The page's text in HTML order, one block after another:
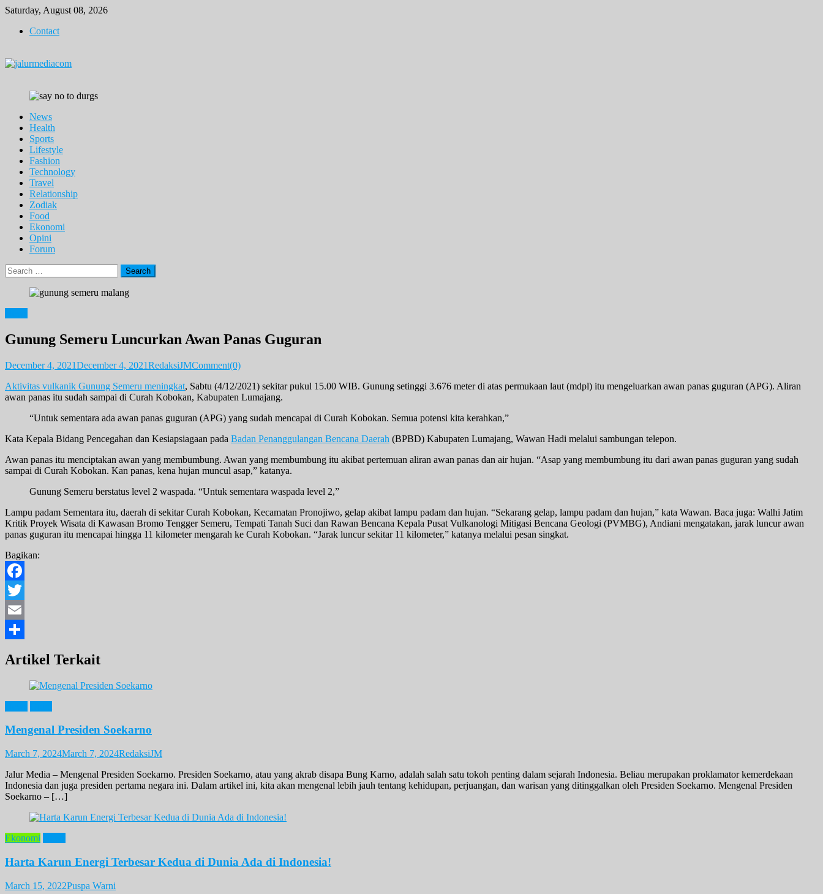
Skip
content
Saturday, August 08, 2026
Contact
News
Health
Sports
Lifestyle
Fashion
Technology
Travel
Relationship
Zodiak
Food
Ekonomi
Opini
Forum
Search
for:
Gunung Semeru Luncurkan Awan Panas Guguran
December 4, 2021December 4, 2021RedaksiJMComment(0)
Aktivitas vulkanik Gunung Semeru meningkat, Sabtu (4/12/2021) sekitar pukul 15.00 WIB. Gunung setinggi 3.676 meter di atas permukaan laut (mdpl) itu mengeluarkan awan panas guguran (APG). Aliran
awan panas itu sudah sampai di Curah Kobokan, Kabupaten Lumajang.
“Untuk sementara ada awan panas guguran (APG) yang sudah mencapai di Curah Kobokan. Semua potensi kita kerahkan,”
Kata Kepala Bidang Pencegahan dan Kesiapsiagaan pada Badan Penanggulangan Bencana Daerah (BPBD) Kabupaten Lumajang, Wawan Hadi melalui sambungan telepon.
Awan panas itu menciptakan awan yang membumbung. Awan yang membumbung itu akibat pertemuan aliran awan panas dan air hujan. “Asap yang membumbung itu dari awan panas guguran yang sudah
sampai di Curah Kobokan. Kan panas, kena hujan muncul asap,” katanya.
Gunung Semeru berstatus level 2 waspada. “Untuk sementara waspada level 2,”
Lampu padam Sementara itu, daerah di sekitar Curah Kobokan, Kecamatan Pronojiwo, gelap akibat lampu padam dan hujan. “Sekarang gelap, lampu padam dan hujan,” kata Wawan. Baca juga: Walhi Jatim
Kritik Proyek Wisata di Kawasan Bromo Tengger Semeru, Tempati Tanah Suci dan Rawan Bencana Kepala Pusat Vulkanologi Mitigasi Bencana Geologi (PVMBG), Andiani mengatakan, jarak luncur awan
panas guguran itu mencapai hingga 11 kilometer mengarah ke Curah Kobokan. “Jarak luncur sekitar 11 kilometer,” katanya melalui pesan singkat.
Bagikan:
Facebook
Twitter
Email
Artikel Terkait
Mengenal Presiden Soekarno
March 7, 2024March 7, 2024RedaksiJM
Jalur Media – Mengenal Presiden Soekarno. Presiden Soekarno, atau yang akrab disapa Bung Karno, adalah salah satu tokoh penting dalam sejarah Indonesia. Beliau merupakan proklamator kemerdekaan
Indonesia dan juga presiden pertama negara ini. Dalam artikel ini, kita akan mengenal lebih jauh tentang kehidupan, perjuangan, dan warisan yang ditinggalkan oleh Presiden Soekarno. Mengenal Presiden
Soekarno – […]
Ekonomi
Harta Karun Energi Terbesar Kedua di Dunia Ada di Indonesia!
March 15, 2022Puspa Warni